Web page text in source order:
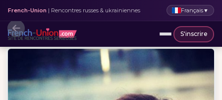
French-Union | Rencontres russes & ukrainiennes Français▼
S'inscrire